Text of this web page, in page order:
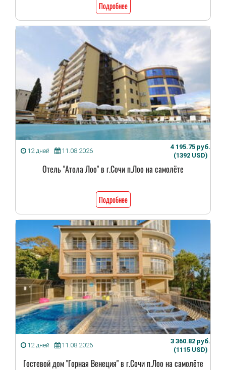
Подробнее
12 дней 11.08.2026
4 195.75 руб.
(1392 USD)
Отель "Атола Лоо" в г.Сочи п.Лоо на самолёте
Подробнее
12 дней 11.08.2026
3 360.82 руб.
(1115 USD)
Гостевой дом "Горная Венеция" в г.Сочи п.Лоо на самолёте